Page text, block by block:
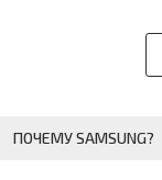
ПОЧЕМУ SAMSUNG?